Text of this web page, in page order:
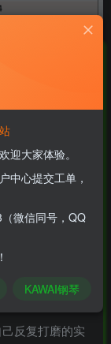
位，外语专业
门课都有的
反复修改，临
反复打磨的实
迎大家体验。
中心提交工单，
微信同号，QQ
KAWAI钢琴